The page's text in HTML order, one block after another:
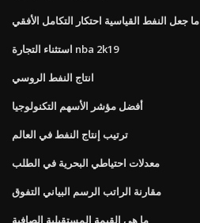
ما جعل النفط القياسية احتكار التكامل الأفقي
استثناء التجارة nba 2k19
انتاج النفط الروسي
أفضل مؤشر الأسهم التكنولوجيا
ترتيب إنتاج النفط في العالم
معدلات احتياطي البحرية في الطلب
مقارنة الراتب الرسم البياني التفوق
ما هي القيمة المستقبلية الصافية